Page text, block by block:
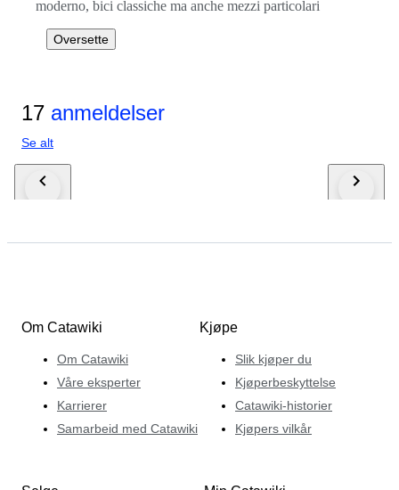
moderno, bici classiche ma anche mezzi particolari
Oversette
17 anmeldelser
Se alt
Om Catawiki
Om Catawiki
Våre eksperter
Karrierer
Samarbeid med Catawiki
Kjøpe
Slik kjøper du
Kjøperbeskyttelse
Catawiki-historier
Kjøpers vilkår